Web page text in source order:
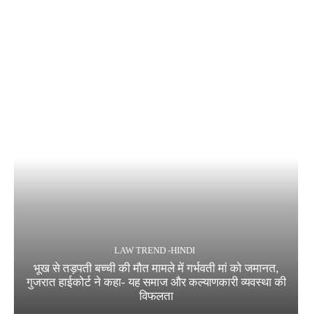
LAW TREND -HINDI
भूख से तड़पती बच्ची की मौत मामले में गर्भवती मां को जमानत,
गुजरात हाईकोर्ट ने कहा- यह समाज और कल्याणकारी व्यवस्था की
विफलता